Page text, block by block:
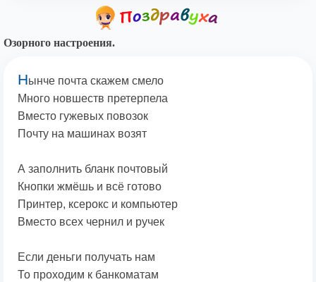
Озорного настроения.
Нынче почта скажем смело
Много новшеств претерпела
Вместо гужевых повозок
Почту на машинах возят
А заполнить бланк почтовый
Кнопки жмёшь и всё готово
Принтер, ксерокс и компьютер
Вместо всех чернил и ручек
Если деньги получать нам
То проходим к банкоматам